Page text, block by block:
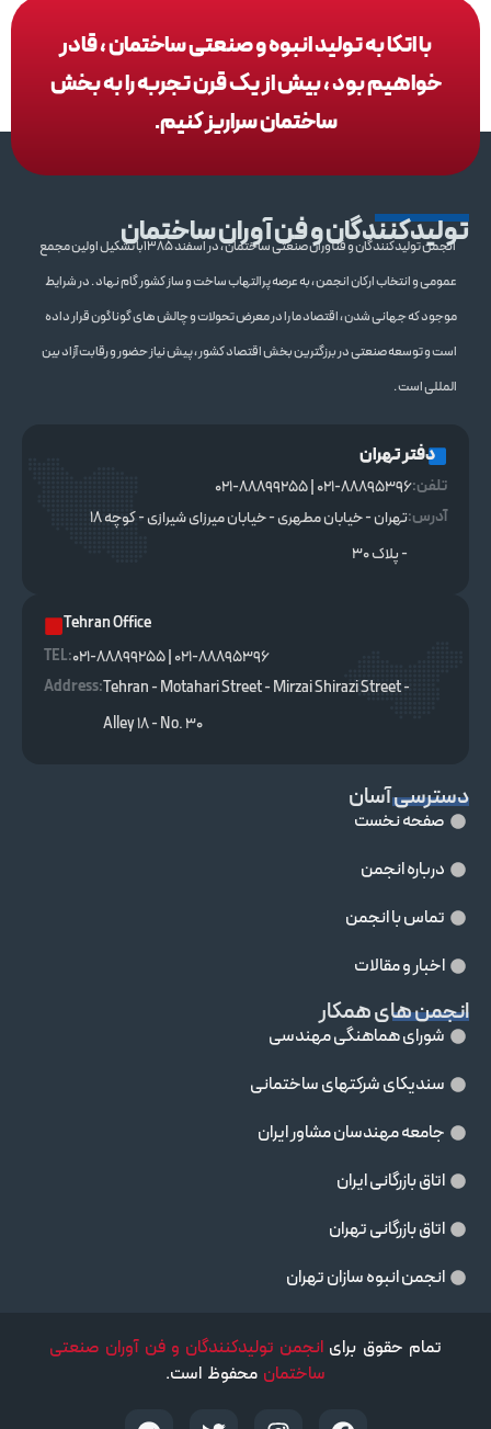
با اتکا به تولید انبوه و صنعتی ساختمان ، قادر
خواهیم بود ، بیش از یک قرن تجربه را به بخش
ساختمان سراریز کنیم.
تولیدکنندگان و فن آوران ساختمانانجمن تولیدکنندگان و فنآوران صنعتی ساختمان ، در اسفند 1385با تشکیل اولین مجمع
عمومی و انتخاب ارکان انجمن ، به عرصه پرالتهاب ساخت و ساز کشور گام نهاد . در شرایط
موجود که جهانی شدن ، اقتصاد ما را در معرض تحولات و چالش های گوناگون قرار داده
است و توسعه صنعتی در برزگترین بخش اقتصاد کشور ، پیش نیاز حضور و رقابت آزاد بین
المللی است .
دفتر تهران
تلفن:021-88895396 | 021-88899255
آدرس:
تهران - خیابان مطهری - خیابان میرزای شیرازی - کوچه ۱۸
- پلاک ۳۰
Tehran Office
TEL :
021-88895396 | 021-88899255
Address:Tehran - Motahari Street - Mirzai Shirazi Street -
Alley 18 - No. 30
دسترسی آسان
صفحه نخست
درباره انجمن
تماس با انجمن
اخبار و مقالات
انجمن های همکار
شورای هماهنگی مهندسی
سندیکای شرکتهای ساختمانی
جامعه مهندسان مشاور ايران
اتاق بازرگانی ایران
اتاق بازرگانی تهران
انجمن انبوه سازان تهران
تمام حقوق برای انجمن تولیدکنندگان و فن آوران صنعتی
ساختمان محفوظ است.